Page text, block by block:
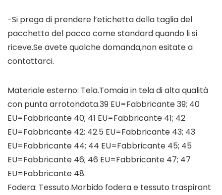
-Si prega di prendere l’etichetta della taglia del
pacchetto del pacco come standard quando li si
riceve.Se avete qualche domanda,non esitate a
contattarci.
Materiale esterno: Tela.Tomaia in tela di alta qualità
con punta arrotondata.39 EU=Fabbricante 39; 40
EU=Fabbricante 40; 41 EU=Fabbricante 41; 42
EU=Fabbricante 42; 42.5 EU=Fabbricante 43; 43
EU=Fabbricante 44; 44 EU=Fabbricante 45; 45
EU=Fabbricante 46; 46 EU=Fabbricante 47; 47
EU=Fabbricante 48.
Fodera: Tessuto.Morbido fodera e tessuto traspirant